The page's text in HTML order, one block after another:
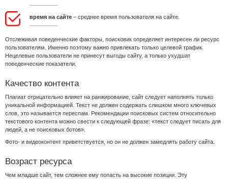
время на сайте – среднее время пользователя на сайте.
Отслеживая поведенческие факторы, поисковик определяет интересен ли ресурс
пользователям. Именно поэтому важно привлекать только целевой трафик.
Нецелевые пользователи не принесут выгоды сайту, а только ухудшат
поведенческие показатели.
Качество контента
Плагиат отрицательно влияет на ранжирование, сайт следует наполнять только
уникальной информацией. Текст не должен содержать слишком много ключевых
слов, это называется переспам. Рекомендации поисковых систем относительно
текстового контента можно свести к следующей фразе: «текст следует писать для
людей, а не поисковых ботов».
Фото- и видеоконтент приветствуется, но он не должен замедлять работу сайта.
Возраст ресурса
Чем младше сайт, тем сложнее ему попасть на высокие позиции. Эту